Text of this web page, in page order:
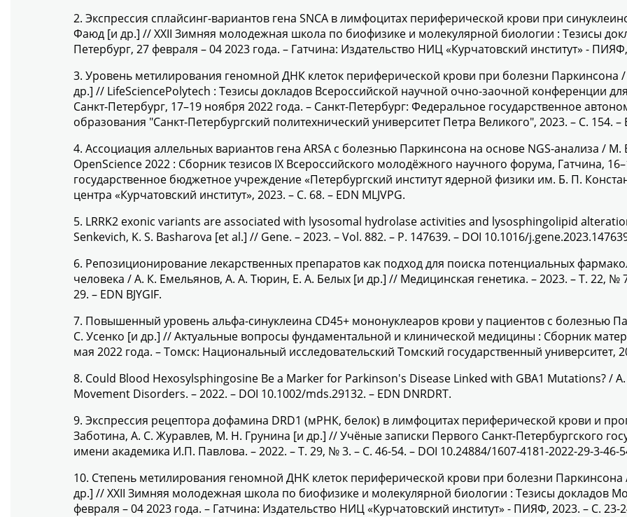
2. Экспрессия сплайсинг-вариантов гена SNCA в лимфоцитах периферической крови при
Фаюд [и др.] // XXII Зимняя молодежная школа по биофизике и молекулярной биологии : Тезисы
Петербург, 27 февраля – 04 2023 года. – Гатчина: Издательство НИЦ «Курчатовский институт» -
3. Уровень метилирования геномной ДНК клеток периферической крови при болезни Паркинсона
др.] // LifeSciencePolytech : Тезисы докладов Всероссийской научной очно-заочной конференции
Санкт-Петербург, 17–19 ноября 2022 года. – Санкт-Петербург: Федеральное государственное
образования "Санкт-Петербургский политехнический университет Петра Великого", 2023. – С. 154. –
4. Ассоциация аллельных вариантов гена ARSA с болезнью Паркинсона на основе NGS-анализа /
OpenScience 2022 : Cборник тезисов IX Всероссийского молодёжного научного форума, Гатчина,
государственное бюджетное учреждение «Петербургский институт ядерной физики им. Б. П.
центра «Курчатовский институт», 2023. – С. 68. – EDN MLJVPG.
5. LRRK2 exonic variants are associated with lysosomal hydrolase activities and lysosphingolipid
Senkevich, K. S. Basharova [et al.] // Gene. – 2023. – Vol. 882. – P. 147639. – DOI 10.1016/
6. Репозиционирование лекарственных препаратов как подход для поиска потенциальных
человека / А. К. Емельянов, А. А. Тюрин, Е. А. Белых [и др.] // Медицинская генетика. – 2023. – Т. 22, №
29. – EDN BJYGIF.
7. Повышенный уровень альфа-синуклеина CD45+ мононуклеаров крови у пациентов с болезнью
С. Усенко [и др.] // Актуальные вопросы фундаментальной и клинической медицины : Сборник
мая 2022 года. – Томск: Национальный исследовательский Томский государственный университет,
8. Could Blood Hexosylsphingosine Be a Marker for Parkinson's Disease Linked with GBA1 Mutations? /
Movement Disorders. – 2022. – DOI 10.1002/mds.29132. – EDN DNRDRT.
9. Экспрессия рецептора дофамина DRD1 (мРНК, белок) в лимфоцитах периферической крови и
Заботина, А. С. Журавлев, М. Н. Грунина [и др.] // Учёные записки Первого Санкт-Петербургского
имени академика И.П. Павлова. – 2022. – Т. 29, № 3. – С. 46-54. – DOI 10.24884/1607-4181-2022-29-3-46-
10. Степень метилирования геномной ДНК клеток периферической крови при болезни
др.] // XXII Зимняя молодежная школа по биофизике и молекулярной биологии : Тезисы докладов
февраля – 04 2023 года. – Гатчина: Издательство НИЦ «Курчатовский институт» - ПИЯФ, 2023. – С. 23-